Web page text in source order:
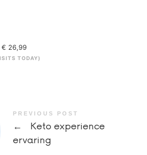
€ 26,99
TODAY)
PREVIOUS POST
←
Keto experience
ervaring